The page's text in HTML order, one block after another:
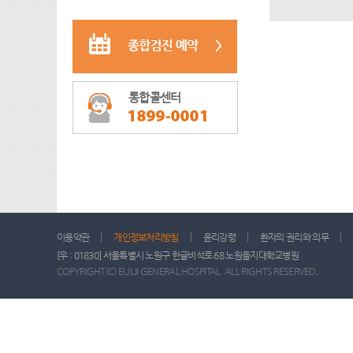
통합콜센터
이용약관 개인정보처리방침 윤리강령 환자의 권리와 의무
[우 : 01830] 서울특별시 노원구 한글비석로 68 노원을지대학교병원
COPYRIGHT(C) EULJI GENERAL HOSPITAL. ALL RIGHTS RESERVED.